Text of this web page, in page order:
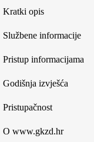
Kratki opis
Službene informacije
Pristup informacijama
Godišnja izvješća
Pristupačnost
O www.gkzd.hr